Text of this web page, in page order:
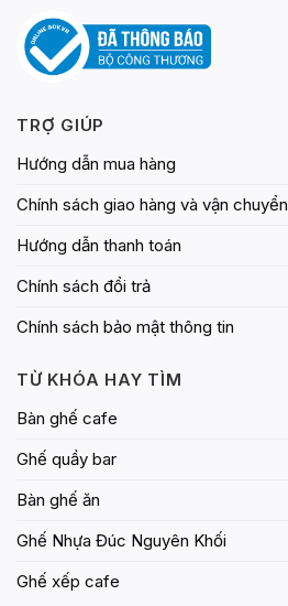
TRỢ GIÚP
Hướng dẫn mua hàng
Chính sách giao hàng và vận chuyển
Hướng dẫn thanh toán
Chính sách đổi trả
Chính sách bảo mật thông tin
TỪ KHÓA HAY TÌM
Bàn ghế cafe
Ghế quầy bar
Bàn ghế ăn
Ghế Nhựa Đúc Nguyên Khối
Ghế xếp cafe